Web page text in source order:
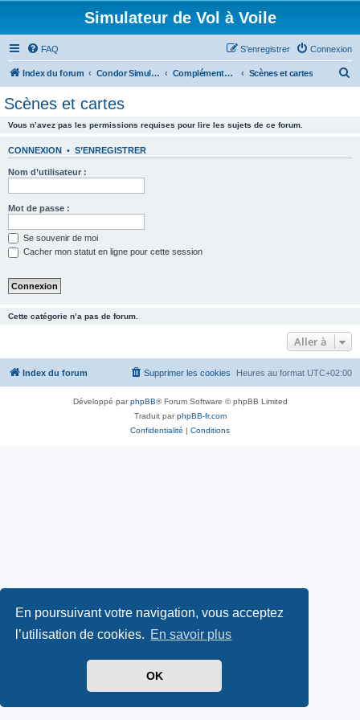
En poursuivant votre navigation, vous acceptez
l’utilisation de cookies. En savoir plus
OK
Simulateur de Vol à Voile
FAQ Connexion
S’enregistrer
Index du forum Condor Simulateur de Vol à Voile Compléments Addons Scènes et cartes
Scènes et cartes
Vous n’avez pas les permissions requises pour lire les sujets de ce forum.
CONNEXION • S’ENREGISTRER
Nom d’utilisateur :
Mot de passe :
Se souvenir de moi
Cacher mon statut en ligne pour cette session
Cette catégorie n’a pas de forum.
Aller à
Index du forum Heures au format UTC+02:00
Supprimer les cookies
Développé parphpBB® Forum Software © phpBB Limited
Traduit parphpBB-fr.com
Confidentialité | Conditions